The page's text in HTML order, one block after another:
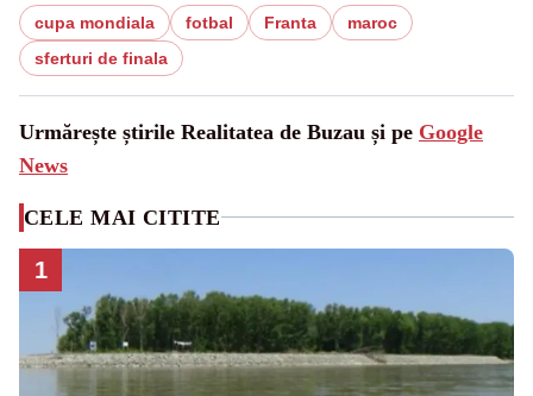
cupa mondiala fotbal Franta
maroc
sferturi de finala
Urmărește știrile Realitatea de Buzau și pe Google
News
CELE MAI CITITE
1